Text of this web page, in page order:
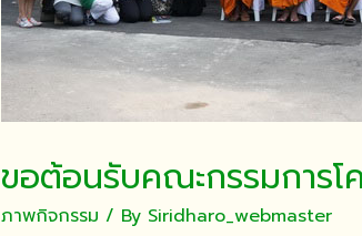
ขอต้อนรับคณะกรรมการโ
ภาพกิจกรรม / By Siridharo_webmaster